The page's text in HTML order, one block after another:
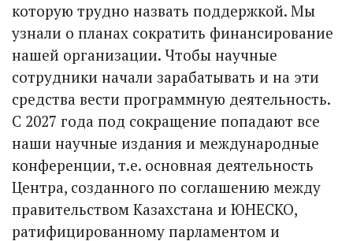
которую трудно назвать поддержкой. Мы
узнали о планах сократить финансирование
нашей организации. Чтобы научные
сотрудники начали зарабатывать и на эти
средства вести программную деятельность.
С 2027 года под сокращение попадают все
наши научные издания и международные
конференции, т.е. основная деятельность
Центра, созданного по соглашению между
правительством Казахстана и ЮНЕСКО,
ратифицированному парламентом и